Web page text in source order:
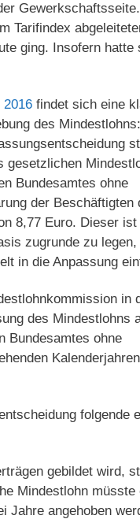
Tarifindex
ging. Insofern hatte
findet sich eine
des
gesetzlichen
Bundesamtes ohne
der Beschäftigten
8,77 Euro. Dieser
zugrunde zu
in die Anpassung
in
des Mindestlohns
Bundesamtes ohne
folgende
gebildet wird,
Mindestlohn müsste
Jahre angehoben